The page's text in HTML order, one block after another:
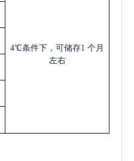
4℃条件下，可储存1 个月
左右